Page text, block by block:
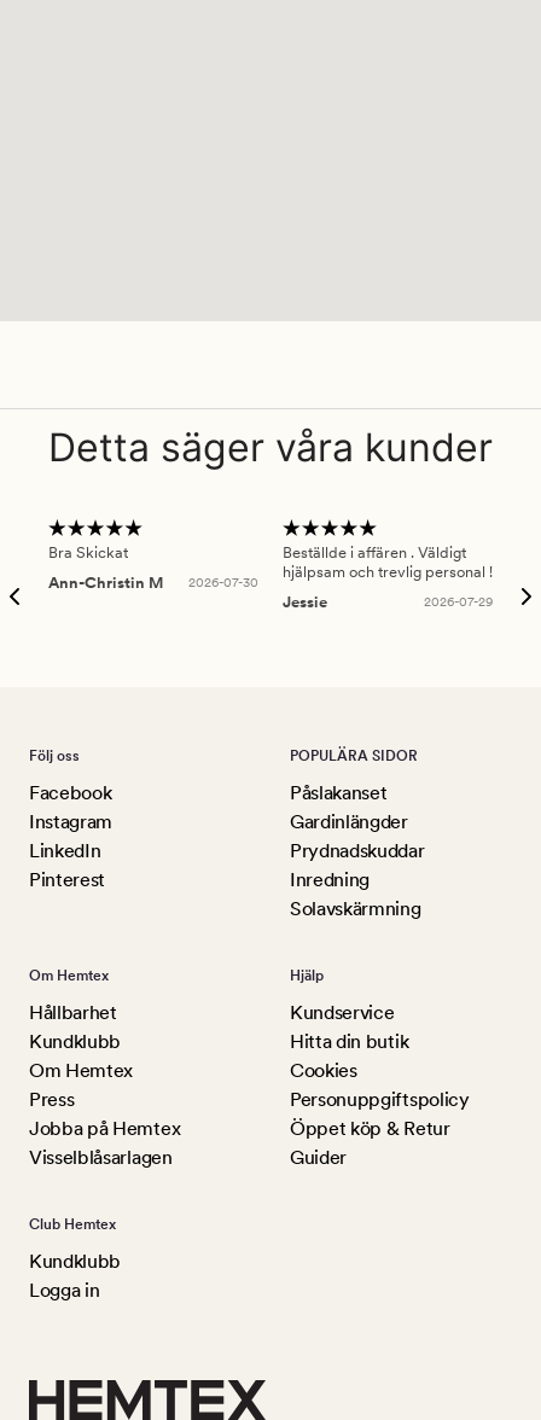
Detta säger våra kunder
Bra Skickat
Ann-Christin M
2026-07-30
Beställde i affären . Väldigt
hjälpsam och trevlig personal !
Jessie
2026-07-29
Följ oss
Facebook
Instagram
LinkedIn
Pinterest
POPULÄRA SIDOR
Påslakanset
Gardinlängder
Prydnadskuddar
Inredning
Solavskärmning
Om Hemtex
Hållbarhet
Kundklubb
Om Hemtex
Press
Jobba på Hemtex
Visselblåsarlagen
Hjälp
Kundservice
Hitta din butik
Cookies
Personuppgiftspolicy
Öppet köp & Retur
Guider
Club Hemtex
Kundklubb
Logga in